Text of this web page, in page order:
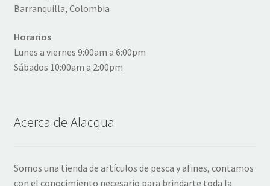
Barranquilla, Colombia
Horarios
Lunes a viernes 9:00am a 6:00pm
Sábados 10:00am a 2:00pm
Acerca de Alacqua
Somos una tienda de artículos de pesca y afines, contamos
con el conocimiento necesario para brindarte toda la